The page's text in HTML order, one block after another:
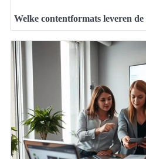
Welke contentformats leveren de